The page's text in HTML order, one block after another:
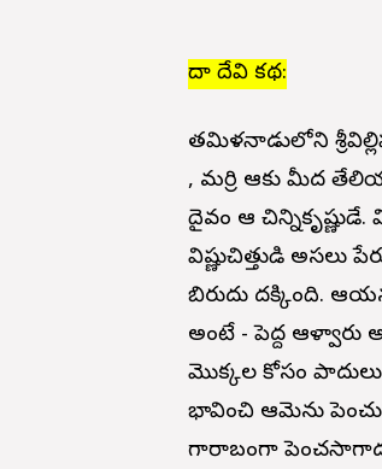
గోదా దేవి కథ:
తమిళనాడులోని
, మర్రి ఆకు మీద
దైవం ఆ చిన్నికృష్ణుడే.
విష్ణుచిత్తుడి అసలు
బిరుదు దక్కింది.
అంటే - పెద్ద
మొక్కల కోసం పాదులు
భావించి ఆమెను
గారాబంగా పెంచసాగాడు